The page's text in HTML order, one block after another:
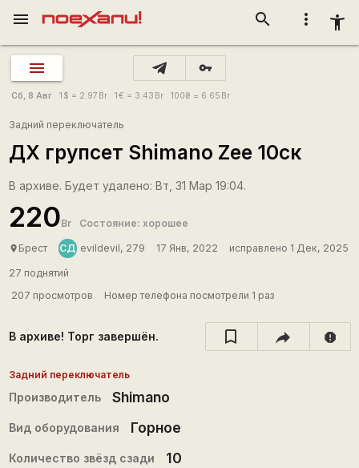
more_vert accessibility_new
search
menu
vpn_key
Сб, 8 Авг 1 $ = 2.97 Br 1€ = 3.43 Br 100₴ = 6.65 Br
Задний переключатель
ДХ групсет Shimano Zee 10ск
В архиве. Будет удалено: Вт, 31 Мар 19:04.
220Br Состояние: хорошее
place Брест СД evildevil, 279 17 Янв, 2022 исправлено 1 Дек, 2025
27 поднятий
207 просмотров
Номер телефона посмотрели 1 раз
В архиве! Торг завершён. report
Задний переключатель
Производитель Shimano
Вид оборудования Горное
Количество звёзд сзади 10